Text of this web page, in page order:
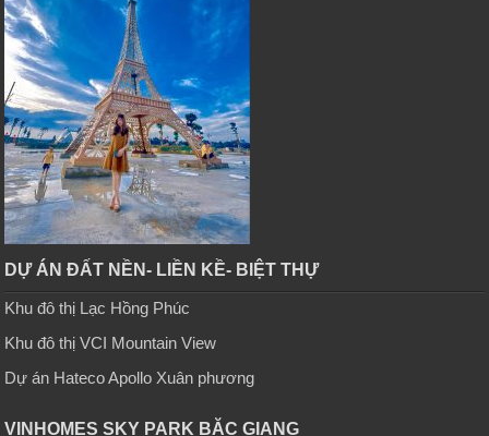
DỰ ÁN ĐẤT NỀN- LIỀN KỀ- BIỆT THỰ
Khu đô thị Lạc Hồng Phúc
Khu đô thị VCI Mountain View
Dự án Hateco Apollo Xuân phương
VINHOMES SKY PARK BĂC GIANG